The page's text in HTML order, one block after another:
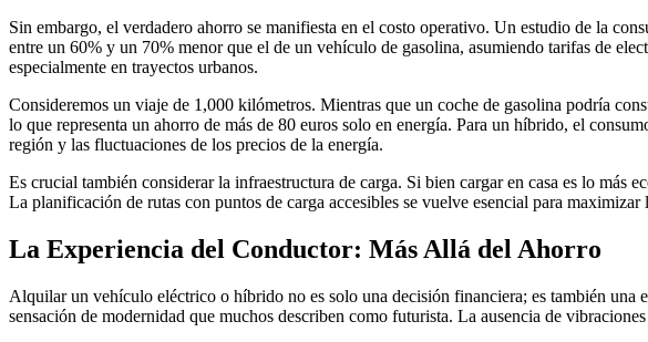
Sin embargo, el verdadero ahorro se manifiesta en el costo operativo. Un estudio de la
entre un 60% y un 70% menor que el de un vehículo de gasolina, asumiendo tarifas de
especialmente en trayectos urbanos.
Consideremos un viaje de 1,000 kilómetros. Mientras que un coche de gasolina podría
lo que representa un ahorro de más de 80 euros solo en energía. Para un híbrido, el
región y las fluctuaciones de los precios de la energía.
Es crucial también considerar la infraestructura de carga. Si bien cargar en casa es lo más
La planificación de rutas con puntos de carga accesibles se vuelve esencial para
La Experiencia del Conductor: Más Allá del Ahorro
Alquilar un vehículo eléctrico o híbrido no es solo una decisión financiera; es también
sensación de modernidad que muchos describen como futurista. La ausencia de